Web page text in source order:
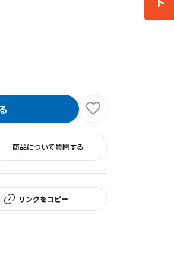
商品について質問する
リンクをコピー